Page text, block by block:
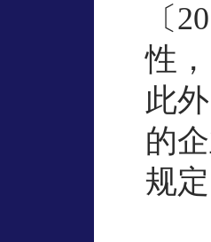
〔
性
此
的
规